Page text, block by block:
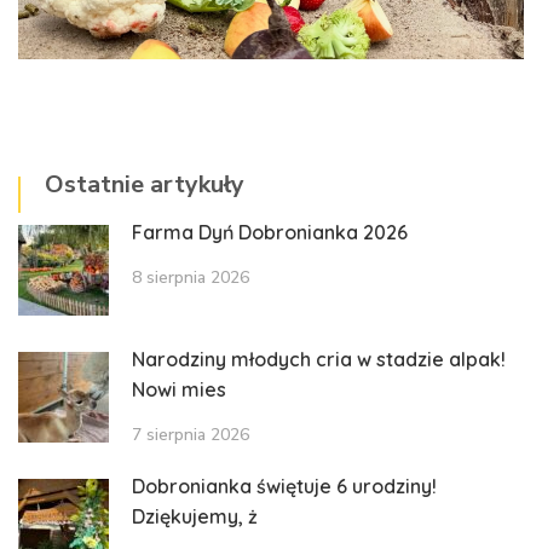
Ostatnie artykuły
Farma Dyń Dobronianka 2026
8 sierpnia 2026
Narodziny młodych cria w stadzie alpak!
Nowi mies
7 sierpnia 2026
Dobronianka świętuje 6 urodziny!
Dziękujemy, ż